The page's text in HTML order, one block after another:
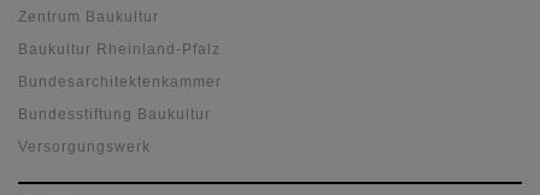
Zentrum Baukultur
Baukultur Rheinland-Pfalz
Bundesarchitektenkammer
Bundesstiftung Baukultur
Versorgungswerk